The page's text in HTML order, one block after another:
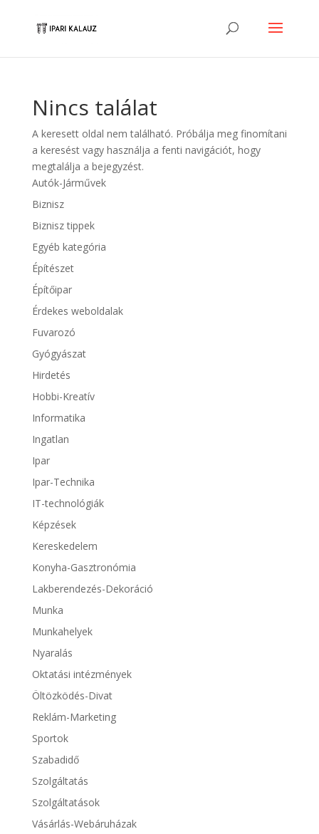
Nincs találat
A keresett oldal nem található. Próbálja meg finomítani
a keresést vagy használja a fenti navigációt, hogy
megtalálja a bejegyzést.
Autók-Járművek
Biznisz
Biznisz tippek
Egyéb kategória
Építészet
Építőipar
Érdekes weboldalak
Fuvarozó
Gyógyászat
Hirdetés
Hobbi-Kreatív
Informatika
Ingatlan
Ipar
Ipar-Technika
IT-technológiák
Képzések
Kereskedelem
Konyha-Gasztronómia
Lakberendezés-Dekoráció
Munka
Munkahelyek
Nyaralás
Oktatási intézmények
Öltözködés-Divat
Reklám-Marketing
Sportok
Szabadidő
Szolgáltatás
Szolgáltatások
Vásárlás-Webáruházak